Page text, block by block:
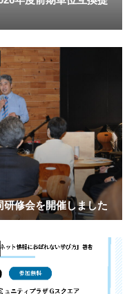
修会を開催しました